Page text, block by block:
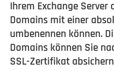
Ihrem Exchange
Domains mit einer
umbenennen können.
Domains können Sie
SSL-Zertifikat